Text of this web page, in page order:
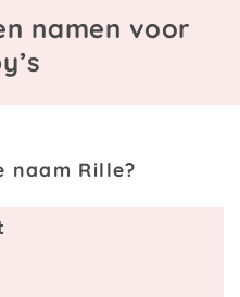
namen voor
naam Rille?